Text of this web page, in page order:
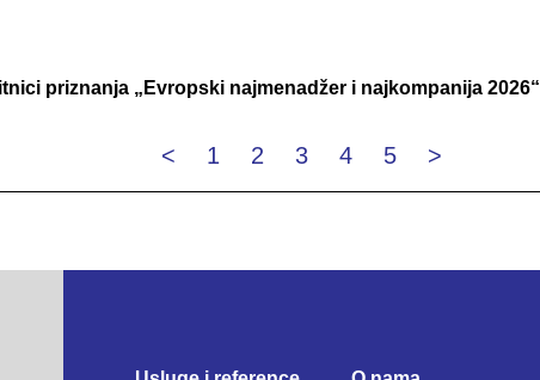
priznanja „Evropski najmenadžer i najkompanija 2026“
< 1 2 3 4 5 >